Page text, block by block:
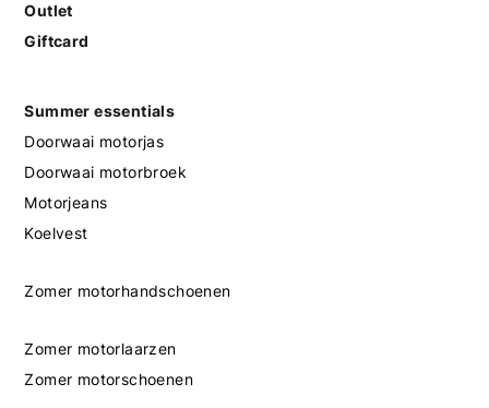
Outlet
Giftcard
Summer essentials
Doorwaai motorjas
Doorwaai motorbroek
Motorjeans
Koelvest
Zomer motorhandschoenen
Zomer motorlaarzen
Zomer motorschoenen